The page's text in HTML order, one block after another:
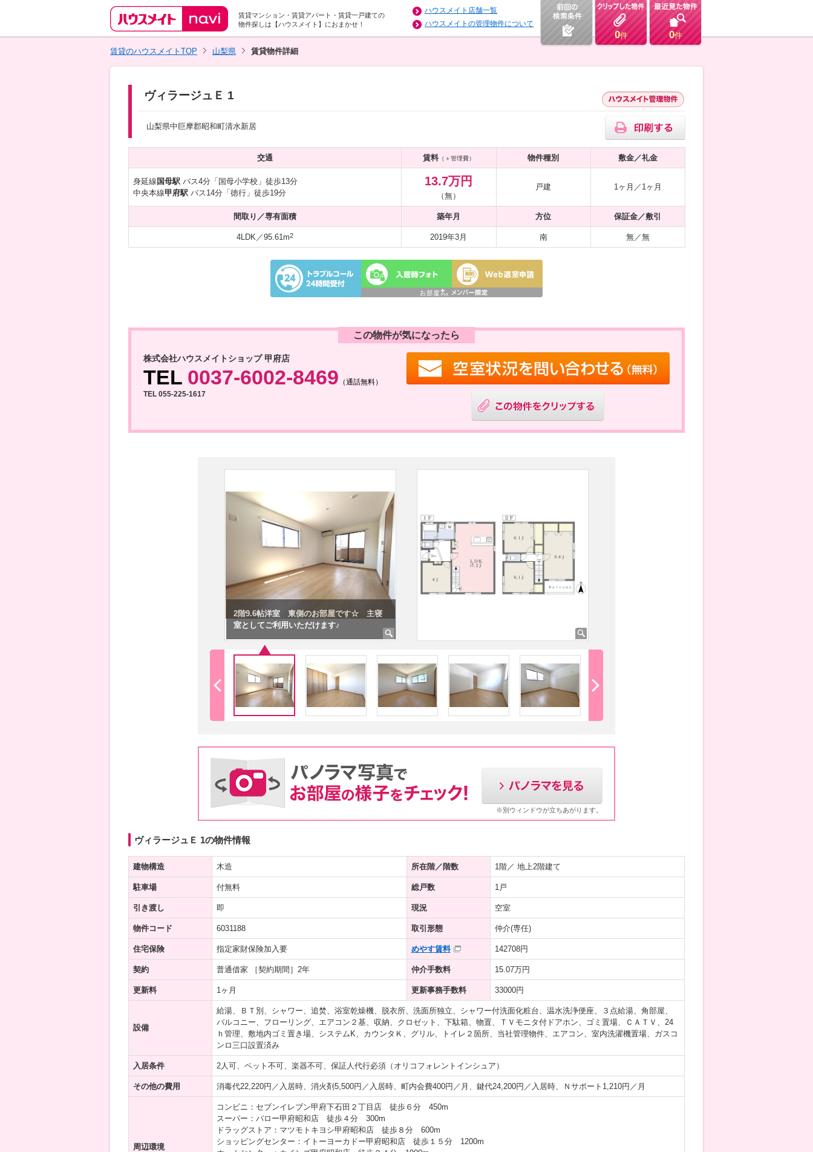
賃貸マンション・賃貸アパート・賃貸一戸建ての
物件探しは【ハウスメイト】におまかせ！
ハウスメイト店舗一覧
ハウスメイトの管理物件について
0件 0件
賃貸のハウスメイトTOP
山梨県 賃貸物件詳細
ヴィラージュＥ 1
山梨県中巨摩郡昭和町清水新居
交通 賃料（＋管理費） 物件種別 敷金／礼金
身延線 国母駅バス4分「国母小学校」徒歩13分
中央本線甲府駅バス14分「徳行」徒歩19分
13.7万円
（無）
戸建 1ヶ月／1ヶ月
間取り／専有面積 築年月 方位 保証金／敷引
4LDK／95.61m2 2019年3月 南 無／無
この物件が気になったら
株式会社ハウスメイトショップ 甲府店
TEL 0037-6002-8469 （通話無料）
TEL 055-225-1617
2階9.6帖洋室 東側のお部屋です☆ 主寝
室としてご利用いただけます♪
※別ウィンドウが立ちあがります。
ヴィラージュＥ 1の物件情報
建物構造 木造 所在階／階数 1階／ 地上2階建て
駐車場 付無料 総戸数 1戸
引き渡し 即 現況 空室
物件コード 6031188 取引形態 仲介(専任)
住宅保険 指定家財保険加入要 めやす賃料 142708円
契約 普通借家 ［契約期間］2年 仲介手数料 15.07万円
更新料 1ヶ月 更新事務手数料 33000円
設備
給湯、ＢＴ別、シャワー、追焚、浴室乾燥機、脱衣所、洗面所独立、シャワー付洗面化粧台、温水洗浄便座、３点給湯、角部屋、
バルコニー、フローリング、エアコン２基、収納、クロゼット、下駄箱、物置、ＴＶモニタ付ドアホン、ゴミ置場、ＣＡＴＶ、24
ｈ管理、敷地内ゴミ置き場、システムK、カウンタＫ、グリル、トイレ２箇所、当社管理物件、エアコン、室内洗濯機置場、ガスコ
ンロ三口設置済み
入居条件 2人可、ペット不可、楽器不可、保証人代行必須（オリコフォレントインシュア）
その他の費用 消毒代22,220円／入居時、消火剤5,500円／入居時、町内会費400円／月、鍵代24,200円／入居時、Ｎサポート1,210円／月
周辺環境
コンビニ：セブンイレブン甲府下石田２丁目店 徒歩６分 450m
スーパー：バロー甲府昭和店 徒歩４分 300m
ドラッグストア：マツモトキヨシ甲府昭和店 徒歩８分 600m
ショッピングセンター：イトーヨーカドー甲府昭和店 徒歩１５分 1200m